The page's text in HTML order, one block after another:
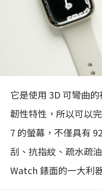
它是使用 3D 可彎曲
韌性特性，所以可以
7 的螢幕，不僅具有
刮、抗指紋、疏水疏
Watch 錶面的一大利